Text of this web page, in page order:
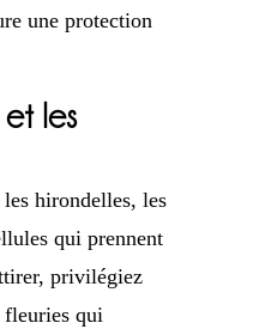
une protection
et les
hirondelles, les
qui prennent
privilégiez
fleuries qui